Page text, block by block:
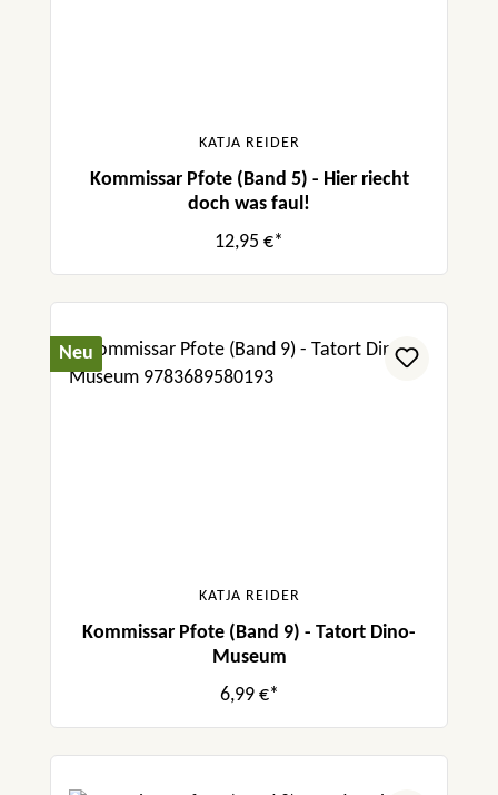
KATJA REIDER
Kommissar Pfote (Band 5) - Hier riecht
doch was faul!
12,95 €*
Neu
KATJA REIDER
Kommissar Pfote (Band 9) - Tatort Dino-
Museum
6,99 €*